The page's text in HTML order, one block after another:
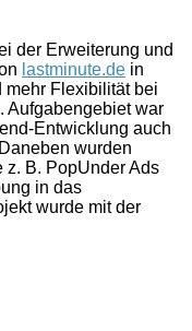
der Erweiterung und
lastminute.de in
mehr Flexibilität bei
Aufgabengebiet war
Entwicklung auch
wurden
B. PopUnder Ads
in das
wurde mit der